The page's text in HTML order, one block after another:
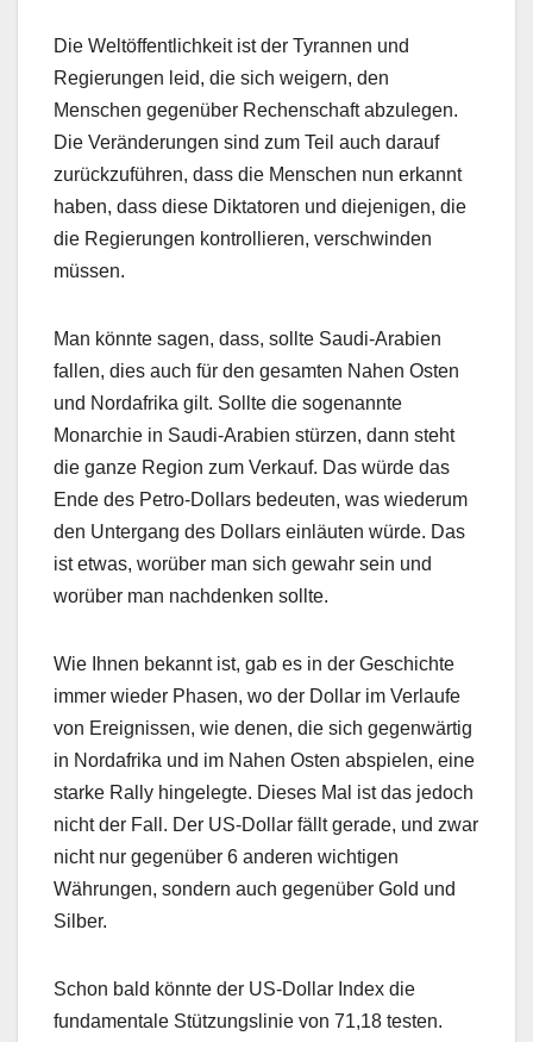
Die Weltöffentlichkeit ist der Tyrannen und
Regierungen leid, die sich weigern, den
Menschen gegenüber Rechenschaft abzulegen.
Die Veränderungen sind zum Teil auch darauf
zurückzuführen, dass die Menschen nun erkannt
haben, dass diese Diktatoren und diejenigen, die
die Regierungen kontrollieren, verschwinden
müssen.
Man könnte sagen, dass, sollte Saudi-Arabien
fallen, dies auch für den gesamten Nahen Osten
und Nordafrika gilt. Sollte die sogenannte
Monarchie in Saudi-Arabien stürzen, dann steht
die ganze Region zum Verkauf. Das würde das
Ende des Petro-Dollars bedeuten, was wiederum
den Untergang des Dollars einläuten würde. Das
ist etwas, worüber man sich gewahr sein und
worüber man nachdenken sollte.
Wie Ihnen bekannt ist, gab es in der Geschichte
immer wieder Phasen, wo der Dollar im Verlaufe
von Ereignissen, wie denen, die sich gegenwärtig
in Nordafrika und im Nahen Osten abspielen, eine
starke Rally hingelegte. Dieses Mal ist das jedoch
nicht der Fall. Der US-Dollar fällt gerade, und zwar
nicht nur gegenüber 6 anderen wichtigen
Währungen, sondern auch gegenüber Gold und
Silber.
Schon bald könnte der US-Dollar Index die
fundamentale Stützungslinie von 71,18 testen.